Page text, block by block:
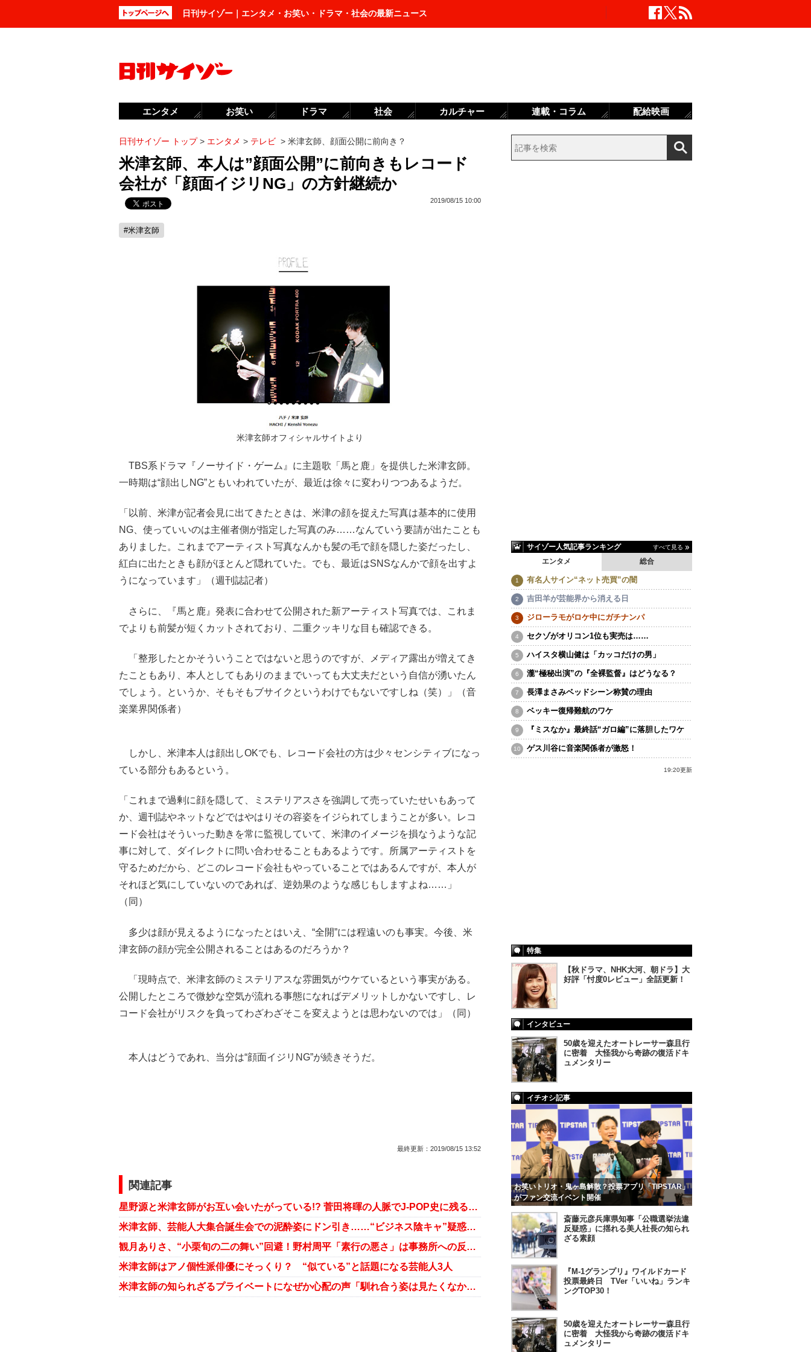
日刊サイゾー｜エンタメ・お笑い・ドラマ・社会の最新ニュース
日刊サイゾー トップ> エンタメ > テレビ > 米津玄師、顔面公開に前向き？
米津玄師、本人は”顔面公開”に前向きもレコード
会社が「顔面イジリNG」の方針継続か
2019/08/15 10:00
#米津玄師
米津玄師オフィシャルサイトより
TBS系ドラマ『ノーサイド・ゲーム』に主題歌「馬と鹿」を提供した米津玄師。
一時期は“顔出しNG”ともいわれていたが、最近は徐々に変わりつつあるようだ。
「以前、米津が記者会見に出てきたときは、米津の顔を捉えた写真は基本的に使用
NG、使っていいのは主催者側が指定した写真のみ……なんていう要請が出たことも
ありました。これまでアーティスト写真なんかも髪の毛で顔を隠した姿だったし、
紅白に出たときも顔がほとんど隠れていた。でも、最近はSNSなんかで顔を出すよ
うになっています」（週刊誌記者）
さらに、『馬と鹿』発表に合わせて公開された新アーティスト写真では、これま
でよりも前髪が短くカットされており、二重クッキリな目も確認できる。
「整形したとかそういうことではないと思うのですが、メディア露出が増えてき
たこともあり、本人としてもありのままでいっても大丈夫だという自信が湧いたん
でしょう。というか、そもそもブサイクというわけでもないですしね（笑）」（音
楽業界関係者）
しかし、米津本人は顔出しOKでも、レコード会社の方は少々センシティブになっ
ている部分もあるという。
「これまで過剰に顔を隠して、ミステリアスさを強調して売っていたせいもあって
か、週刊誌やネットなどではやはりその容姿をイジられてしまうことが多い。レコ
ード会社はそういった動きを常に監視していて、米津のイメージを損なうような記
事に対して、ダイレクトに問い合わせることもあるようです。所属アーティストを
守るためだから、どこのレコード会社もやっていることではあるんですが、本人が
それほど気にしていないのであれば、逆効果のような感じもしますよね……」
（同）
多少は顔が見えるようになったとはいえ、“全開”には程遠いのも事実。今後、米
津玄師の顔が完全公開されることはあるのだろうか？
「現時点で、米津玄師のミステリアスな雰囲気がウケているという事実がある。
公開したところで微妙な空気が流れる事態になればデメリットしかないですし、レ
コード会社がリスクを負ってわざわざそこを変えようとは思わないのでは」（同）
本人はどうであれ、当分は“顔面イジリNG”が続きそうだ。
最終更新： 2019/08/15 13:52
関連記事
星野源と米津玄師がお互い会いたがっている!? 菅田将暉の人脈でJ-POP史に残るコラボの予感
米津玄師、芸能人大集合誕生会での泥酔姿にドン引き……“ビジネス陰キャ”疑惑で「ポスト・小栗旬」に!?
観月ありさ、“小栗旬の二の舞い”回避！野村周平「素行の悪さ」は事務所への反抗？……週末芸能ニュース雑話
米津玄師はアノ個性派俳優にそっくり？ “似ている”と話題になる芸能人3人
米津玄師の知られざるプライベートになぜか心配の声「馴れ合う姿は見たくなかった」
サイゾー人気記事ランキング すべて見る
エンタメ 総合
有名人サイン“ネット売買”の闇
吉田羊が芸能界から消える日
ジローラモがロケ中にガチナンパ
セクゾがオリコン1位も実売は……
ハイスタ横山健は「カッコだけの男」
瀧“極秘出演”の『全裸監督』はどうなる？
長澤まさみベッドシーン称賛の理由
ベッキー復帰難航のワケ
『ミスなか』最終話“ガロ編”に落胆したワケ
ゲス川谷に音楽関係者が激怒！
19:20更新
特集
【秋ドラマ、NHK大河、朝ドラ】大
好評「忖度0レビュー」全話更新！
インタビュー
50歳を迎えたオートレーサー森且行
に密着 大怪我から奇跡の復活ドキ
ュメンタリー
イチオシ記事
お笑いトリオ・鬼ヶ島解散？投票アプリ「TIPSTAR」
がファン交流イベント開催
斎藤元彦兵庫県知事「公職選挙法違
反疑惑」に揺れる美人社長の知られ
ざる素顔
『M-1グランプリ』ワイルドカード
投票最終日 TVer「いいね」ランキ
ングTOP30！
50歳を迎えたオートレーサー森且行
に密着 大怪我から奇跡の復活ドキ
ュメンタリー
エンタメ お笑い ドラマ 社会 カルチャー 連載・コラム 配給映画